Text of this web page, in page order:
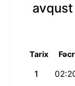
Tarix Fəcr
1